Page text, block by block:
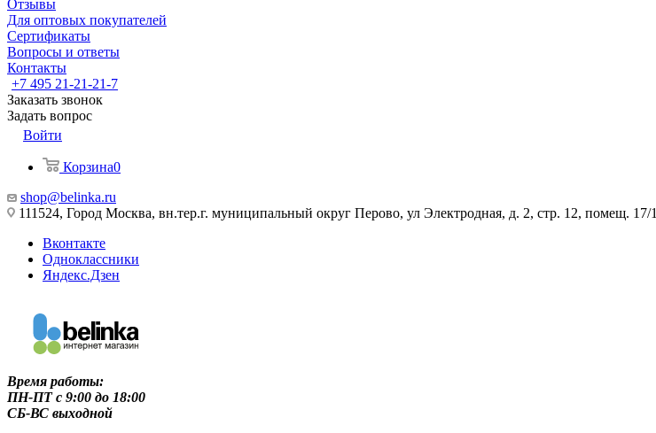
Отзывы
Для оптовых покупателей
Сертификаты
Вопросы и ответы
Контакты
+7 495 21-21-21-7
Заказать звонок
Задать вопрос
Войти
Корзина0
shop@belinka.ru
111524, Город Москва, вн.тер.г. муниципальный округ Перово, ул Электродная, д. 2, стр. 12, помещ. 17/1
Вконтакте
Одноклассники
Яндекс.Дзен
Время работы:
ПН-ПТ c 9:00 до 18:00
СБ-ВС выходной